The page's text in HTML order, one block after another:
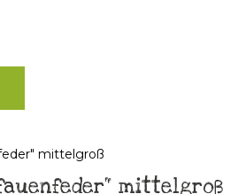
mittelgroß